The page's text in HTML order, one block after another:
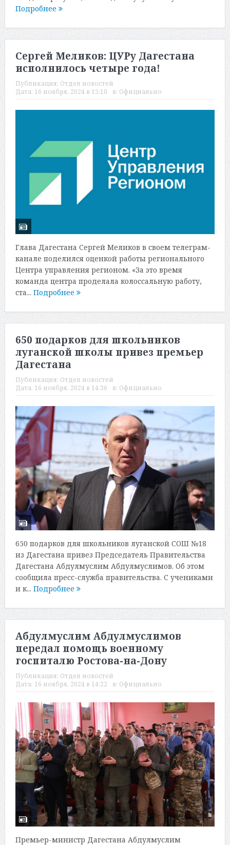
Подробнее
Сергей Меликов: ЦУРу Дагестана
исполнилось четыре года!
Публикация: Отдел новостей
Дата: 16 ноября, 2024 в 15:10 в: Официально
Глава Дагестана Сергей Меликов в своем телеграм-
канале поделился оценкой работы регионального
Центра управления регионом. «За это время
команда центра проделала колоссальную работу,
ста... Подробнее
650 подарков для школьников
луганской школы привез премьер
Дагестана
Публикация: Отдел новостей
Дата: 16 ноября, 2024 в 14:36 в: Официально
650 подарков для школьников луганской СОШ №18
из Дагестана привез Председатель Правительства
Дагестана Абдулмуслим Абдулмуслимов. Об этом
сообщила пресс-служба правительства. С учениками
и к... Подробнее
Абдулмуслим Абдулмуслимов
передал помощь военному
госпиталю Ростова-на-Дону
Публикация: Отдел новостей
Дата: 16 ноября, 2024 в 14:22 в: Официально
Премьер-министр Дагестана Абдулмуслим